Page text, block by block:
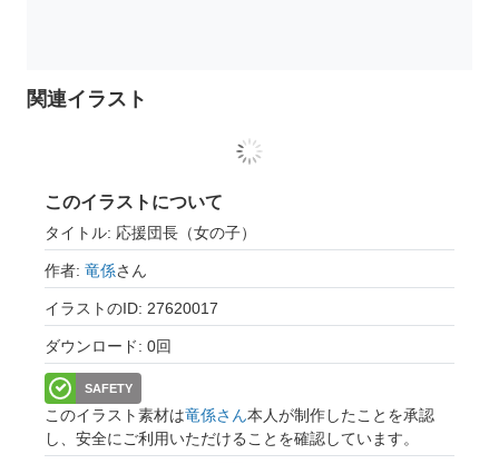
関連イラスト
このイラストについて
タイトル: 応援団長（女の子）
作者: 竜係さん
イラストのID: 27620017
ダウンロード: 0回
SAFETY
このイラスト素材は竜係さん本人が制作したことを承認
し、安全にご利用いただけることを確認しています。